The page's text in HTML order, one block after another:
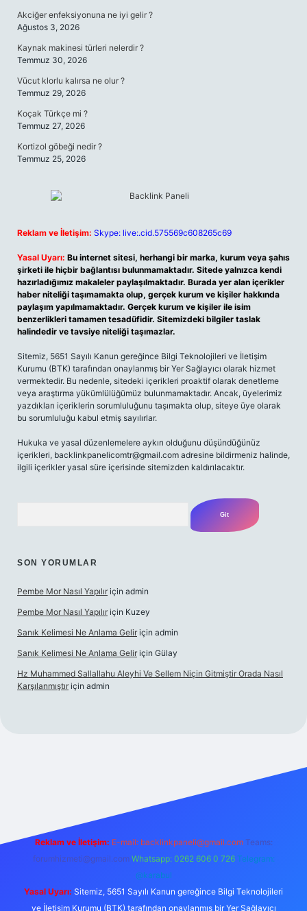
Akciğer enfeksiyonuna ne iyi gelir ?
Ağustos 3, 2026
Kaynak makinesi türleri nelerdir ?
Temmuz 30, 2026
Vücut klorlu kalırsa ne olur ?
Temmuz 29, 2026
Koçak Türkçe mi ?
Temmuz 27, 2026
Kortizol göbeği nedir ?
Temmuz 25, 2026
Reklam ve İletişim: Skype: live:.cid.575569c608265c69
Yasal Uyarı: Bu internet sitesi, herhangi bir marka, kurum veya şahıs
şirketi ile hiçbir bağlantısı bulunmamaktadır. Sitede yalnızca kendi
hazırladığımız makaleler paylaşılmaktadır. Burada yer alan içerikler
haber niteliği taşımamakta olup, gerçek kurum ve kişiler hakkında
paylaşım yapılmamaktadır. Gerçek kurum ve kişiler ile isim
benzerlikleri tamamen tesadüfidir. Sitemizdeki bilgiler taslak
halindedir ve tavsiye niteliği taşımazlar.
Sitemiz, 5651 Sayılı Kanun gereğince Bilgi Teknolojileri ve İletişim
Kurumu (BTK) tarafından onaylanmış bir Yer Sağlayıcı olarak hizmet
vermektedir. Bu nedenle, sitedeki içerikleri proaktif olarak denetleme
veya araştırma yükümlülüğümüz bulunmamaktadır. Ancak, üyelerimiz
yazdıkları içeriklerin sorumluluğunu taşımakta olup, siteye üye olarak
bu sorumluluğu kabul etmiş sayılırlar.
Hukuka ve yasal düzenlemelere aykırı olduğunu düşündüğünüz
içerikleri, backlinkpanelicomtr@gmail.com adresine bildirmeniz halinde,
ilgili içerikler yasal süre içerisinde sitemizden kaldırılacaktır.
SON YORUMLAR
Pembe Mor Nasıl Yapılır için admin
Pembe Mor Nasıl Yapılır için Kuzey
Sanık Kelimesi Ne Anlama Gelir için admin
Sanık Kelimesi Ne Anlama Gelir için Gülay
Hz Muhammed Sallallahu Aleyhi Ve Sellem Niçin Gitmiştir Orada Nasıl
Karşılanmıştır için admin
Reklam ve İletişim: E-mail: backlinkpaneli@gmail.com Teams:
forumhizmeti@gmail.com Whatsapp: 0262 606 0 726 Telegram:
@karabul
Yasal Uyarı: Sitemiz, 5651 Sayılı Kanun gereğince Bilgi Teknolojileri
ve İletişim Kurumu (BTK) tarafından onaylanmış bir Yer Sağlayıcı